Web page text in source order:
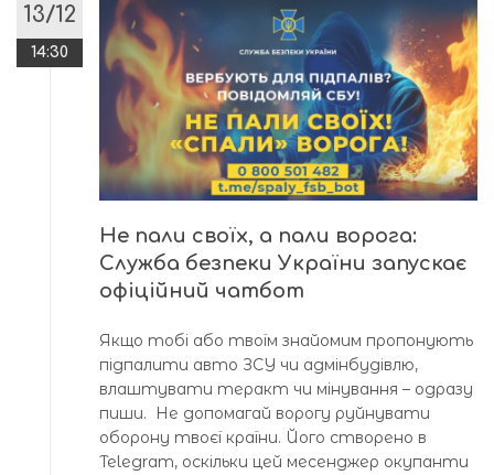
13/12
14:30
Не пали своїх, а пали ворога:
Служба безпеки України запускає
офіційний чатбот
Якщо тобі або твоїм знайомим пропонують
підпалити авто ЗСУ чи адмінбудівлю,
влаштувати теракт чи мінування – одразу
пиши. Не допомагай ворогу руйнувати
оборону твоєї країни. Його створено в
Telegram, оскільки цей месенджер окупанти